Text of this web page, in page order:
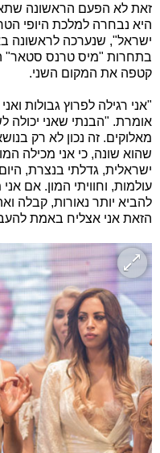
היא נבחרה למלכת היופי
ישראל", שנערכה לראשונה
בתחרות "מיס טרנס סטאר"
קטפה את המקום השני.
"אני רגילה לפרוץ גבולות
אומרת. "הבנתי שאני יכולה
מאלוקים. זה נכון לא רק
שהוא שונה, כי אני מכילה
ישראלית, גדלתי בנצרת,
עולמות, וחוויתי המון. אם
להביא יותר נאורות, קבלה
הזאת אני אצליח באמת